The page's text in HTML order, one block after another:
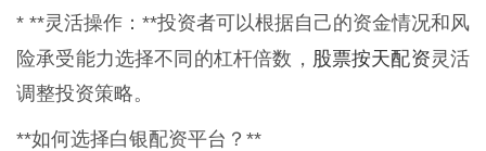
* **灵活操作：**投资者可以根据自己的资金情况和风
险承受能力选择不同的杠杆倍数， 股票按天配资灵活
调整投资策略。
**如何选择白银配资平台？**